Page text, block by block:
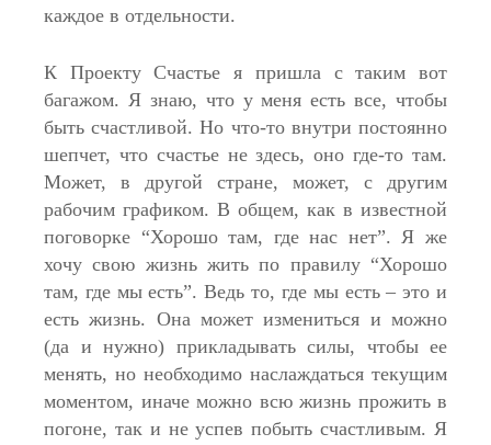
каждое в отдельности.
К Проекту Счастье я пришла с таким вот
багажом. Я знаю, что у меня есть все, чтобы
быть счастливой. Но что-то внутри постоянно
шепчет, что счастье не здесь, оно где-то там.
Может, в другой стране, может, с другим
рабочим графиком. В общем, как в известной
поговорке “Хорошо там, где нас нет”. Я же
хочу свою жизнь жить по правилу “Хорошо
там, где мы есть”. Ведь то, где мы есть – это и
есть жизнь. Она может измениться и можно
(да и нужно) прикладывать силы, чтобы ее
менять, но необходимо наслаждаться текущим
моментом, иначе можно всю жизнь прожить в
погоне, так и не успев побыть счастливым. Я